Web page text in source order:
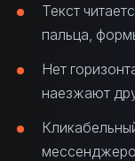
Текст
пальца,
Нет
наезжают